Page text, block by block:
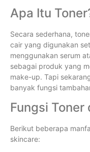
Apa Itu
Secara sederhana,
cair yang digunakan
menggunakan serum
sebagai produk yang
make-up. Tapi
banyak fungsi
Fungsi Toner
Berikut beberapa
skincare: